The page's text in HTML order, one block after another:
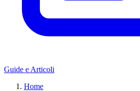
Guide e Articoli
Home